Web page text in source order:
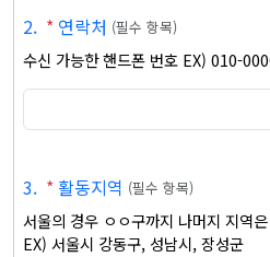
2. * 연락처 (필수 항목)
수신 가능한 핸드폰 번호 EX) 010-
3. * 활동지역 (필수 항목)
서울의 경우 ㅇㅇ구까지 나머지 지역
EX) 서울시 강동구, 성남시, 장성군